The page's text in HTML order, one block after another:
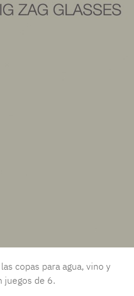
copas para agua, vino y
juegos de 6.